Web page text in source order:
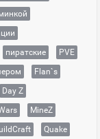
пиратские
PVE
Flan`s
Day Z
MineZ
Quake